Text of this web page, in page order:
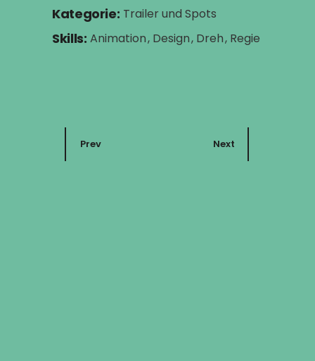
Kategorie: Trailer und Spots
Skills: Animation Design Dreh Regie
Prev Next